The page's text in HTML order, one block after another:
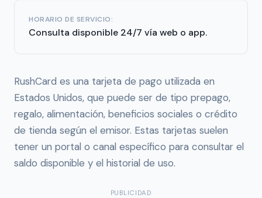
HORARIO DE SERVICIO:
Consulta disponible 24/7 vía web o app.
RushCard es una tarjeta de pago utilizada en
Estados Unidos, que puede ser de tipo prepago,
regalo, alimentación, beneficios sociales o crédito
de tienda según el emisor. Estas tarjetas suelen
tener un portal o canal específico para consultar el
saldo disponible y el historial de uso.
PUBLICIDAD